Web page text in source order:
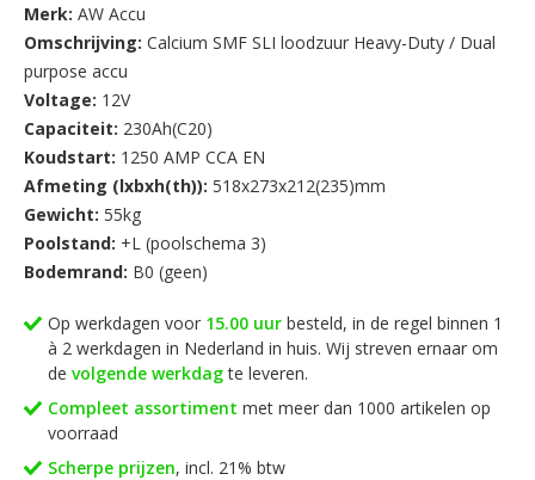
AW ACCU heeft ruime ervaring als leverancier en importeur
van accu ’s voor vrijwel alle toepassingen. Omdat wij de accu’s
rechtstreeks importeren van de diverse gerenommeerde
fabrikanten, kunnen wij u de accu’s onder ons eigen AWACCU
private label tegen zeer scherpe fabrieksprijzen aanbieden.
Bovendien staan wij voor onze kwaliteit en service en krijgt u
op al onze accu’s garantie op fabrieks- en constructiefouten.
Kortom; met deze geselecteerde AW Calcium SMF SLI
loodzuur Heavy-Duty accu bent u ervan verzekerd dat uw accu
betrouwbaar is en bovendien ook nog eens lang meegaat!
Merk: AW Accu
Omschrijving: Calcium SMF SLI loodzuur Heavy-Duty / Dual
purpose accu
Voltage: 12V
Capaciteit: 230Ah(C20)
Koudstart: 1250 AMP CCA EN
Afmeting (lxbxh(th)): 518x273x212(235)mm
Gewicht: 55kg
Poolstand: +L (poolschema 3)
Bodemrand: B0 (geen)
Op werkdagen voor 15.00 uur besteld, in de regel binnen 1
à 2 werkdagen in Nederland in huis. Wij streven ernaar om
de volgende werkdagte leveren.
Compleet assortiment met meer dan 1000 artikelen op
voorraad
Scherpe prijzen, incl. 21% btw